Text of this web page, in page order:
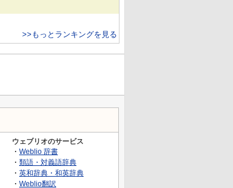
>>もっとランキングを見る
ウェブリオのサービス
・ Weblio 辞書
・ 類語・対義語辞典
・ 英和辞典・和英辞典
・ Weblio翻訳